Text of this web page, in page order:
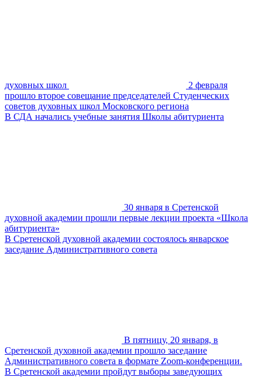
духовных школ
2 февраля
прошло второе совещание председателей Студенческих
советов духовных школ Московского региона
В СДА начались учебные занятия Школы абитуриента
30 января в Сретенской
духовной академии прошли первые лекции проекта «Школа
абитуриента»
В Сретенской духовной академии состоялось январское
заседание Административного совета
В пятницу, 20 января, в
Сретенской духовной академии прошло заседание
Административного совета в формате Zoom-конференции.
В Сретенской академии пройдут выборы заведующих